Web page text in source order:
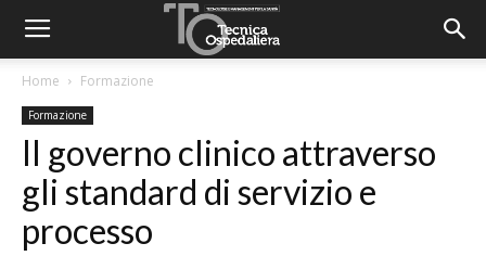
Home Formazione
Formazione
Il governo clinico attraverso
gli standard di servizio e
processo